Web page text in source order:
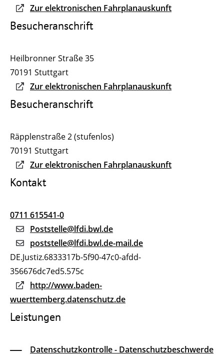
Zur elektronischen Fahrplanauskunft
Besucheranschrift
Heilbronner Straße 35
70191 Stuttgart
Zur elektronischen Fahrplanauskunft
Besucheranschrift
Räpplenstraße 2 (stufenlos)
70191 Stuttgart
Zur elektronischen Fahrplanauskunft
Kontakt
0711 615541-0
Poststelle@lfdi.bwl.de
poststelle@lfdi.bwl.de-mail.de
DE.Justiz.6833317b-5f90-47c0-afdd-
356676dc7ed5.575c
http://www.baden-
wuerttemberg.datenschutz.de
Leistungen
Datenschutzkontrolle - Datenschutzbeschwerde